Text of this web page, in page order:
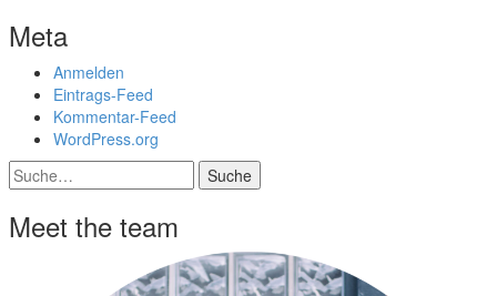
Meta
Anmelden
Eintrags-Feed
Kommentar-Feed
WordPress.org
Suche
Meet the team